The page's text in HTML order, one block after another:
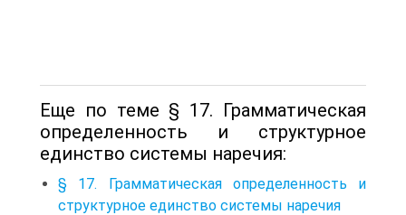
Еще по теме § 17. Грамматическая
определенность и структурное
единство системы наречия:
§ 17. Грамматическая определенность и
структурное единство системы наречия